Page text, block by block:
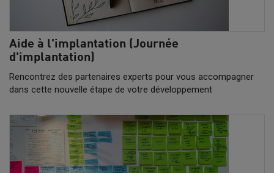
Aide à l'implantation (Journée
d'implantation)
Rencontrez des partenaires experts pour vous accompagner
dans cette nouvelle étape de votre développement